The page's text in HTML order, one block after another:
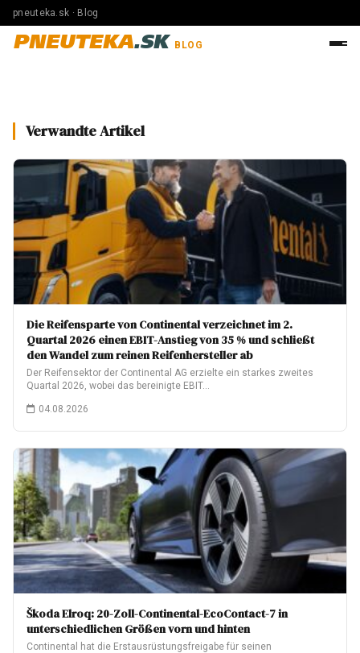
pneuteka.sk · Blog
PNEUTEKA.SK BLOG
Verwandte Artikel
Die Reifensparte von Continental verzeichnet im 2.
Quartal 2026 einen EBIT-Anstieg von 35 % und schließt
den Wandel zum reinen Reifenhersteller ab
Der Reifensektor der Continental AG erzielte ein starkes zweites
Quartal 2026, wobei das bereinigte EBIT…
04.08.2026
Škoda Elroq: 20-Zoll-Continental-EcoContact-7 in
unterschiedlichen Größen vorn und hinten
Continental hat die Erstausrüstungsfreigabe für seinen